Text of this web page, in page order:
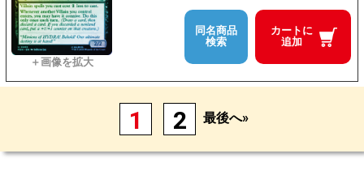
カートに
追加
同名商品
検索
1 2 最後へ»